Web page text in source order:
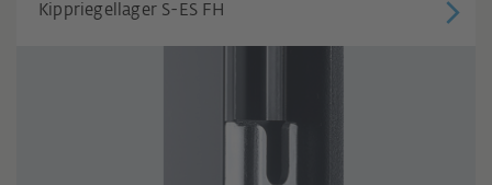
Kippriegellager S-ES FH